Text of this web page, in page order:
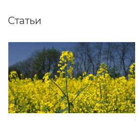
требуют предпосевной обработки.
Статьи